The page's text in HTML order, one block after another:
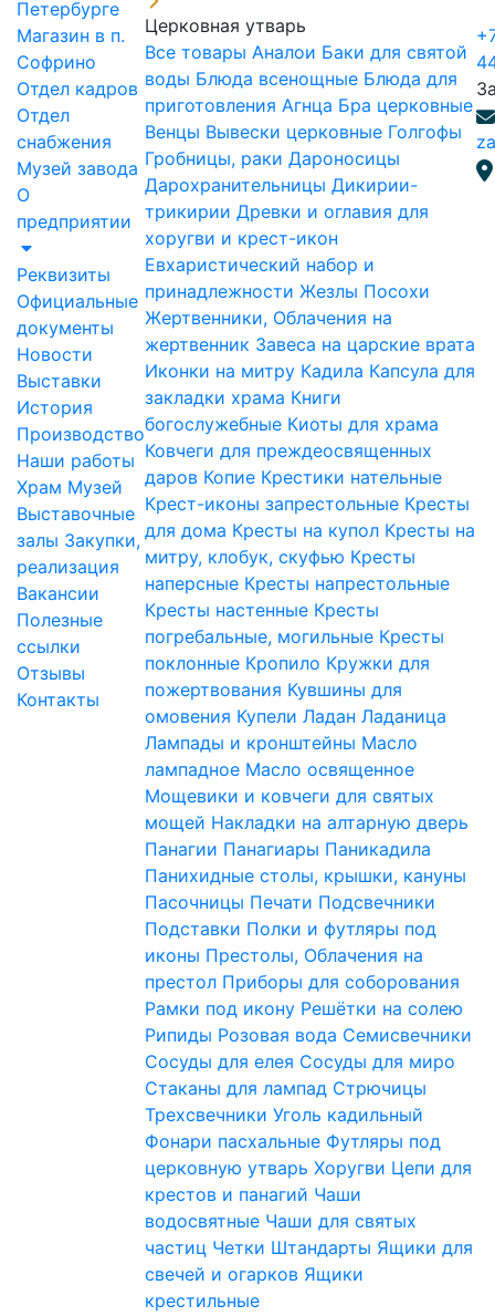
Петербурге
Магазин в п.
Софрино
Отдел кадров
Отдел
снабжения
Музей завода
О
предприятии
Реквизиты
Официальные
документы
Новости
Выставки
История
Производство
Наши работы
Храм Музей
Выставочные
залы Закупки,
реализация
Вакансии
Полезные
ссылки
Отзывы
Контакты
Церковная утварь
Все товары Аналои Баки для святой
воды Блюда всенощные Блюда для
приготовления Агнца Бра церковные
Венцы Вывески церковные Голгофы
Гробницы, раки Дароносицы
Дарохранительницы Дикирии-
трикирии Древки и оглавия для
хоругви и крест-икон
Евхаристический набор и
принадлежности Жезлы Посохи
Жертвенники, Облачения на
жертвенник Завеса на царские врата
Иконки на митру Кадила Капсула для
закладки храма Книги
богослужебные Киоты для храма
Ковчеги для преждеосвященных
даров Копие Крестики нательные
Крест-иконы запрестольные Кресты
для дома Кресты на купол Кресты на
митру, клобук, скуфью Кресты
наперсные Кресты напрестольные
Кресты настенные Кресты
погребальные, могильные Кресты
поклонные Кропило Кружки для
пожертвования Кувшины для
омовения Купели Ладан Ладаница
Лампады и кронштейны Масло
лампадное Масло освященное
Мощевики и ковчеги для святых
мощей Накладки на алтарную дверь
Панагии Панагиары Паникадила
Панихидные столы, крышки, кануны
Пасочницы Печати Подсвечники
Подставки Полки и футляры под
иконы Престолы, Облачения на
престол Приборы для соборования
Рамки под икону Решётки на солею
Рипиды Розовая вода Семисвечники
Сосуды для елея Сосуды для миро
Стаканы для лампад Стрючицы
Трехсвечники Уголь кадильный
Фонари пасхальные Футляры под
церковную утварь Хоругви Цепи для
крестов и панагий Чаши
водосвятные Чаши для святых
частиц Четки Штандарты Ящики для
свечей и огарков Ящики
крестильные